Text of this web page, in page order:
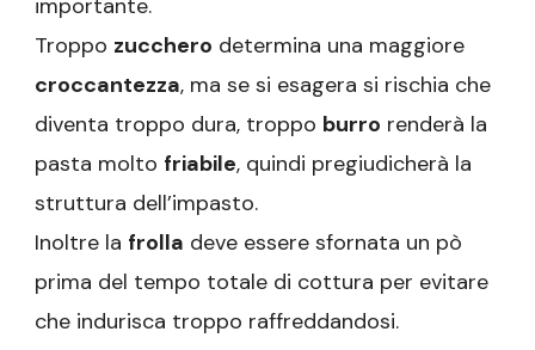
importante.
Troppo zucchero determina una maggiore
croccantezza, ma se si esagera si rischia che
diventa troppo dura, troppo burro renderà la
pasta molto friabile, quindi pregiudicherà la
struttura dell’impasto.
Inoltre la frolla deve essere sfornata un pò
prima del tempo totale di cottura per evitare
che indurisca troppo raffreddandosi.